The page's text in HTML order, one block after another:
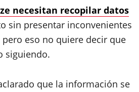
necesitan recopilar datos
sin presentar inconvenientes
eso no quiere decir que
siguiendo.
que la información se